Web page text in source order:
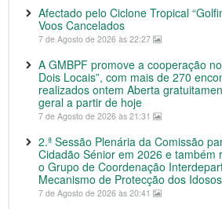
Afectado pelo Ciclone Tropical
Voos Cancelados
7 de Agosto de 2026 às 22:27
A GMBPF promove a cooperação
Dois Locais”, com mais de 270
realizados ontem Aberta
geral a partir de hoje
7 de Agosto de 2026 às 21:31
2.ª Sessão Plenária da Comissão
Cidadão Sénior em 2026 e também
o Grupo de Coordenação
Mecanismo de Protecção dos
7 de Agosto de 2026 às 20:41